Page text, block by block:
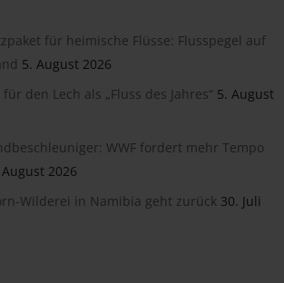
für heimische Flüsse: Flusspegel auf
5. August 2026
den Lech als „Fluss des Jahres“ 5. August
WWF fordert mehr Tempo
2026
Wilderei in Namibia geht zurück 30. Juli